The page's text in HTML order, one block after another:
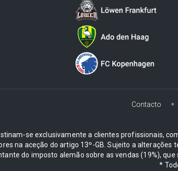
Contacto
se exclusivamente a clientes profissionais,
na aceção do artigo 13º-GB. Sujeito a
do imposto alemão sobre as vendas (19%),
*